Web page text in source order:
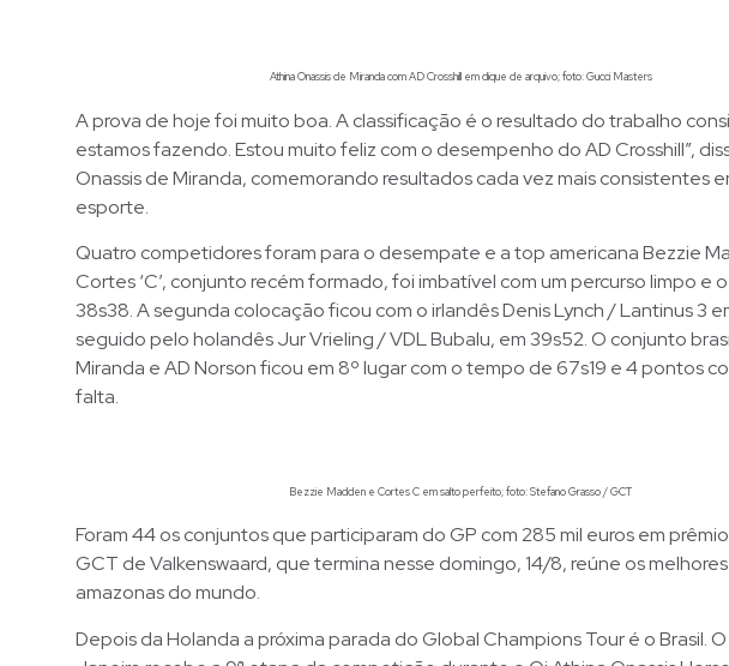
Athina Onassis de Miranda com AD Crosshill em clique de arquivo; foto: Gucci Masters
A prova de hoje foi muito boa. A classificação é o resultado do trabalho
estamos fazendo. Estou muito feliz com o desempenho do AD Crosshill”,
Onassis de Miranda, comemorando resultados cada vez mais consistentes
esporte.
Quatro competidores foram para o desempate e a top americana Bezzie
Cortes ‘C’, conjunto recém formado, foi imbatível com um percurso limpo e
38s38. A segunda colocação ficou com o irlandês Denis Lynch / Lantinus 3
seguido pelo holandês Jur Vrieling / VDL Bubalu, em 39s52. O conjunto
Miranda e AD Norson ficou em 8º lugar com o tempo de 67s19 e 4 pontos
falta.
Bezzie Madden e Cortes C em salto perfeito; foto: Stefano Grasso / GCT
Foram 44 os conjuntos que participaram do GP com 285 mil euros em
GCT de Valkenswaard, que termina nesse domingo, 14/8, reúne os
amazonas do mundo.
Depois da Holanda a próxima parada do Global Champions Tour é o Brasil.